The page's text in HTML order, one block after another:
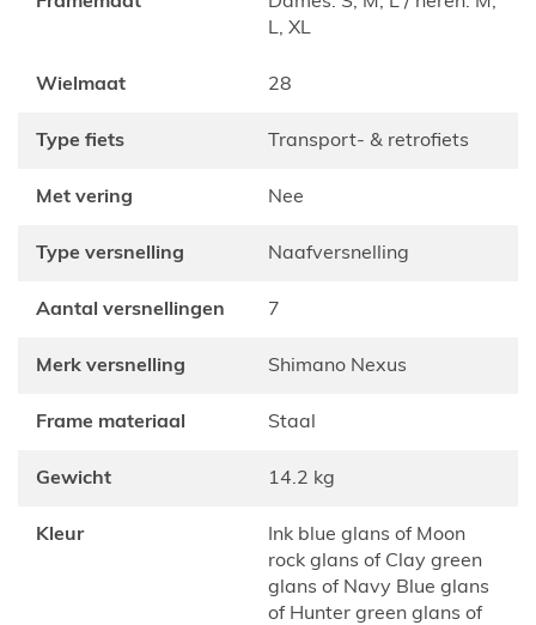
L, XL
Wielmaat 28
Type fiets Transport- & retrofiets
Met vering Nee
Type versnelling Naafversnelling
Aantal versnellingen 7
Merk versnelling Shimano Nexus
Frame materiaal Staal
Gewicht 14.2 kg
Kleur
rock glans of Clay green
glans of Navy Blue glans
of Hunter green glans of